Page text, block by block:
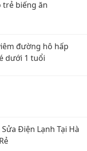
trẻ biếng ăn
đường hô hấp
dưới 1 tuổi
Điện Lạnh Tại Hà